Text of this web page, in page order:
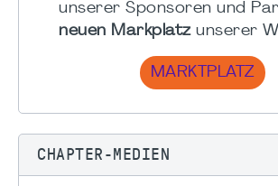
unserer Sponsoren und
neuen Markplatzunserer
MARKTPLATZ
CHAPTER-MEDIEN